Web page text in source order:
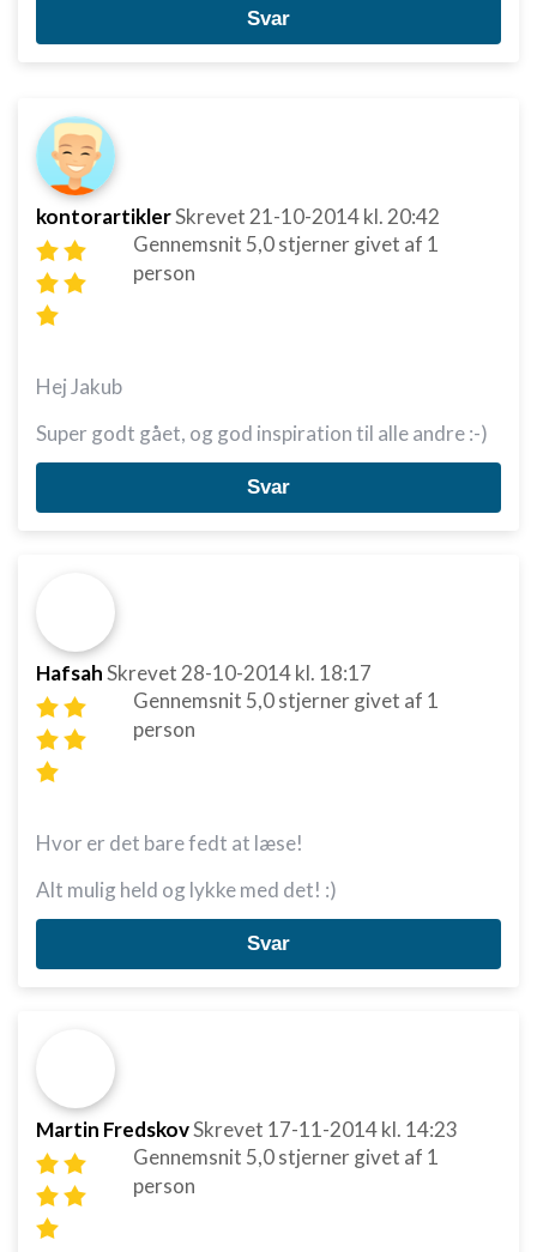
Svar
kontorartiklerSkrevet 21-10-2014kl. 20:42
Gennemsnit 5,0stjerner givet af 1
person
Hej Jakub
Super godt gået, og god inspiration til alle andre :-)
Svar
HafsahSkrevet 28-10-2014kl. 18:17
Gennemsnit 5,0stjerner givet af 1
person
Hvor er det bare fedt at læse!
Alt mulig held og lykke med det! :)
Svar
Martin FredskovSkrevet 17-11-2014kl. 14:23
Gennemsnit 5,0stjerner givet af 1
person